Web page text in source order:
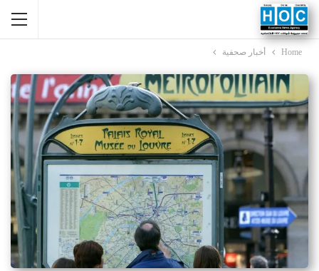
Home أخبار صحفية